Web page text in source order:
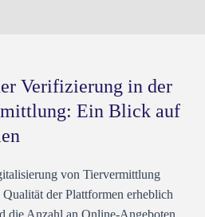
Verifizierung in der
Ein Blick auf
von Tiervermittlung
der Plattformen erheblich
die Anzahl an Online-Angeboten